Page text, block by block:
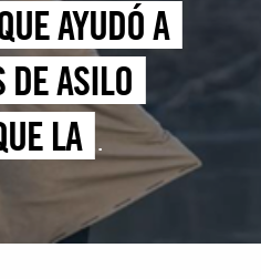
AYUDÓ A
DE ASILO
LA
ES DELITO